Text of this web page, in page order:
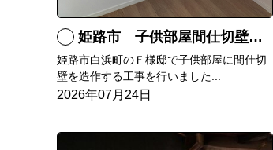
姫路市 子供部屋間仕切壁造作
姫路市白浜町のＦ様邸で子供部屋に間仕切
壁を造作する工事を行いました...
2026年07月24日